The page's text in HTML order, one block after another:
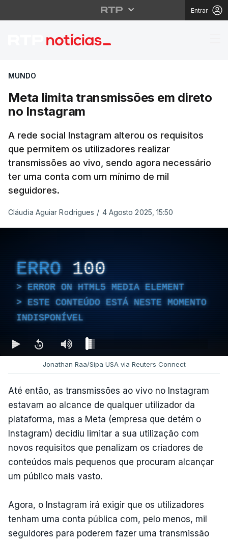
Entrar
Meta limita
MUNDO
Meta limita transmissões em direto
no Instagram
A rede social Instagram alterou os requisitos
que permitem os utilizadores realizar
transmissões ao vivo, sendo agora necessário
ter uma conta com um mínimo de mil
seguidores.
Cláudia Aguiar Rodrigues / 4 Agosto 2025, 15:50
ERRO 100
ERROR ON HTML5 MEDIA ELEMENT
ESTE CONTEÚDO ESTÁ NESTE MOMENTO
INDISPONÍVEL
Jonathan Raa/Sipa USA via Reuters Connect
Até então, as transmissões ao vivo no Instagram
estavam ao alcance de qualquer utilizador da
plataforma, mas a Meta (empresa que detém o
Instagram) decidiu limitar a sua utilização com
novos requisitos que penalizam os criadores de
conteúdos mais pequenos que procuram alcançar
um público mais vasto.
Agora, o Instagram irá exigir que os utilizadores
tenham uma conta pública com, pelo menos, mil
seguidores para poderem fazer uma transmissão